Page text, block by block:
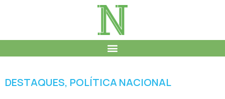
DESTAQUES, POLÍTICA NACIONAL